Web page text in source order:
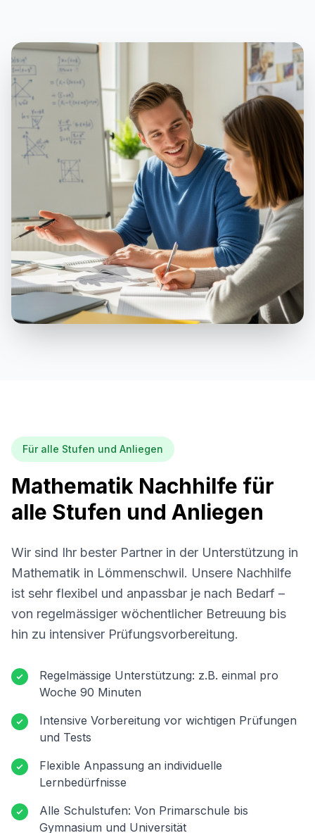
Für alle Stufen und Anliegen
Mathematik Nachhilfe für
alle Stufen und Anliegen
Wir sind Ihr bester Partner in der Unterstützung in
Mathematik in Lömmenschwil. Unsere Nachhilfe
ist sehr flexibel und anpassbar je nach Bedarf –
von regelmässiger wöchentlicher Betreuung bis
hin zu intensiver Prüfungsvorbereitung.
Regelmässige Unterstützung: z.B. einmal pro
Woche 90 Minuten
Intensive Vorbereitung vor wichtigen Prüfungen
und Tests
Flexible Anpassung an individuelle
Lernbedürfnisse
Alle Schulstufen: Von Primarschule bis
Gymnasium und Universität